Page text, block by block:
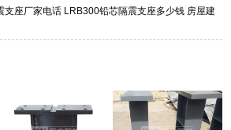
支座厂家电话 LRB300铅芯隔震支座多少钱 房屋建